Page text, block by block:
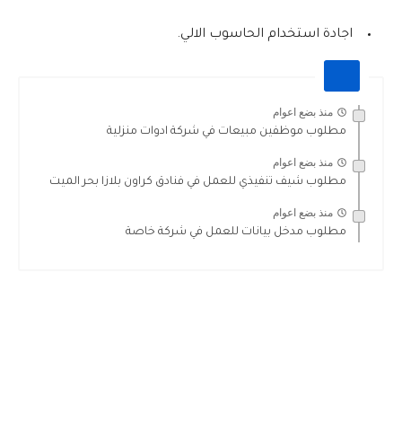
اجادة استخدام الحاسوب الالي.
منذ بضع اعوام
مطلوب موظفين مبيعات في شركة ادوات منزلية
منذ بضع اعوام
مطلوب شيف تنفيذي للعمل في فنادق كراون بلازا بحر الميت
منذ بضع اعوام
مطلوب مدخل بيانات للعمل في شركة خاصة